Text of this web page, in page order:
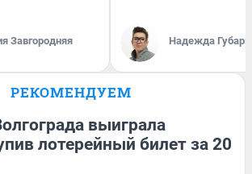
Завгородняя Надежда Губарь
РЕКОМЕНДУЕМ
выиграла
лотерейный билет за 20